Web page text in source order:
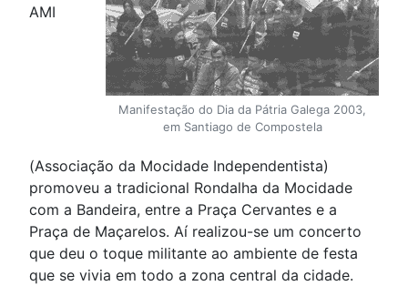
Manifestação do Dia da Pátria Galega 2003,
em Santiago de Compostela
AMI
(Associação da Mocidade Independentista)
promoveu a tradicional Rondalha da Mocidade
com a Bandeira, entre a Praça Cervantes e a
Praça de Maçarelos. Aí realizou-se um concerto
que deu o toque militante ao ambiente de festa
que se vivia em todo a zona central da cidade.